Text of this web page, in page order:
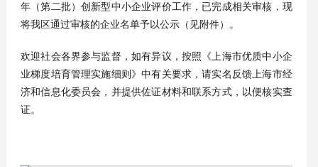
年（第二批）创新型中小企业评价工作，已完成相关审核，现
将我区通过审核的企业名单予以公示（见附件）。
欢迎社会各界参与监督，如有异议，按照《上海市优质中小企
业梯度培育管理实施细则》中有关要求，请实名反馈上海市经
济和信息化委员会，并提供佐证材料和联系方式，以便核实查
证。